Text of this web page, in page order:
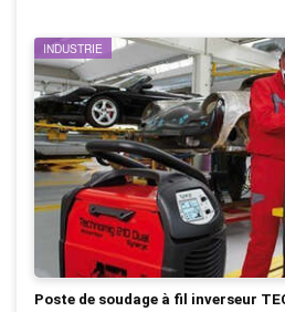
INDUSTRIE
Poste de soudage à fil inverseur